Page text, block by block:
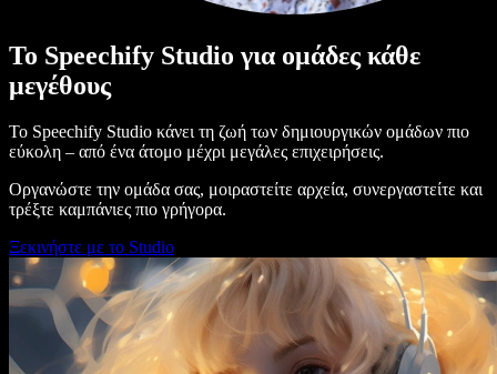
Το Speechify Studio για ομάδες κάθε
μεγέθους
Το Speechify Studio κάνει τη ζωή των δημιουργικών ομάδων πιο
εύκολη – από ένα άτομο μέχρι μεγάλες επιχειρήσεις.
Οργανώστε την ομάδα σας, μοιραστείτε αρχεία, συνεργαστείτε και
τρέξτε καμπάνιες πιο γρήγορα.
Ξεκινήστε με το Studio